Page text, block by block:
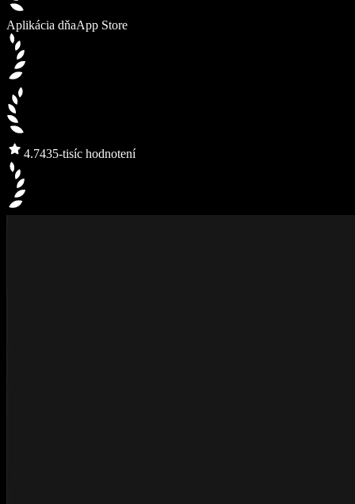
Aplikácia dňaApp Store
4.7435-tisíc hodnotení